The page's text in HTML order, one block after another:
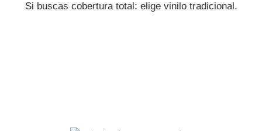
Si buscas cobertura total: elige vinilo tradicional.